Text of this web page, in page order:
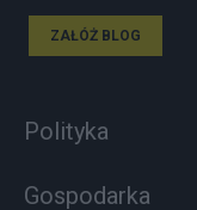
ZAŁÓŻ BLOG
Polityka
Gospodarka